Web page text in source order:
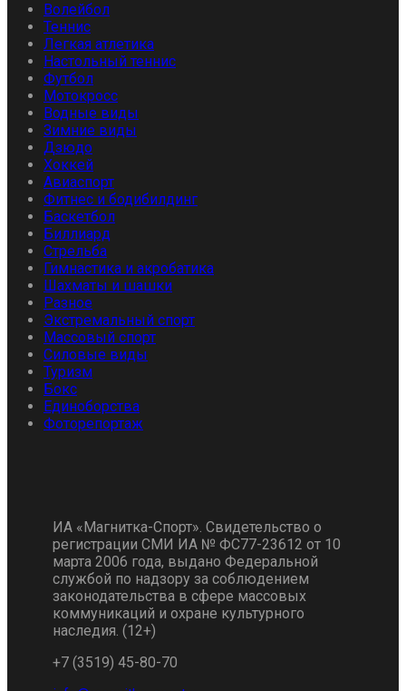
Волейбол
Теннис
Легкая атлетика
Настольный теннис
Футбол
Мотокросс
Водные виды
Зимние виды
Дзюдо
Хоккей
Авиаспорт
Фитнес и бодибилдинг
Баскетбол
Биллиард
Стрельба
Гимнастика и акробатика
Шахматы и шашки
Разное
Экстремальный спорт
Массовый спорт
Силовые виды
Туризм
Бокс
Единоборства
Фоторепортаж
ИА «Магнитка-Спорт». Свидетельство о
регистрации СМИ ИА № ФС77-23612 от 10
марта 2006 года, выдано Федеральной
службой по надзору за соблюдением
законодательства в сфере массовых
коммуникаций и охране культурного
наследия. (12+)
+7 (3519) 45-80-70